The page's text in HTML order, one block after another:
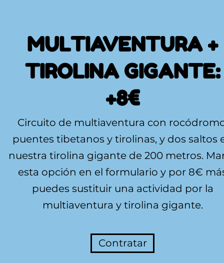
MULTIAVENTURA +
TIROLINA GIGANTE:
+8€
Circuito de multiaventura con
puentes tibetanos y tirolinas, y dos saltos
nuestra tirolina gigante de 200 metros.
esta opción en el formulario y por 8€
puedes sustituir una actividad por la
multiaventura y tirolina gigante.
Contratar